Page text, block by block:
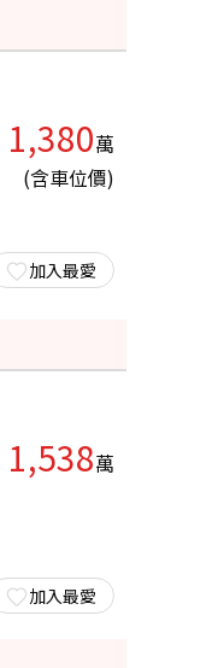
1,380萬
(含車位價)
加入最愛
1,538萬
加入最愛